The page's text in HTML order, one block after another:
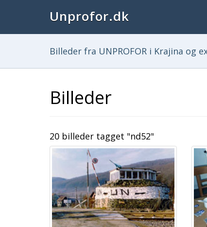
Unprofor.dk
Billeder fra UNPROFOR i Krajina og
Billeder
20 billeder tagget "nd52"